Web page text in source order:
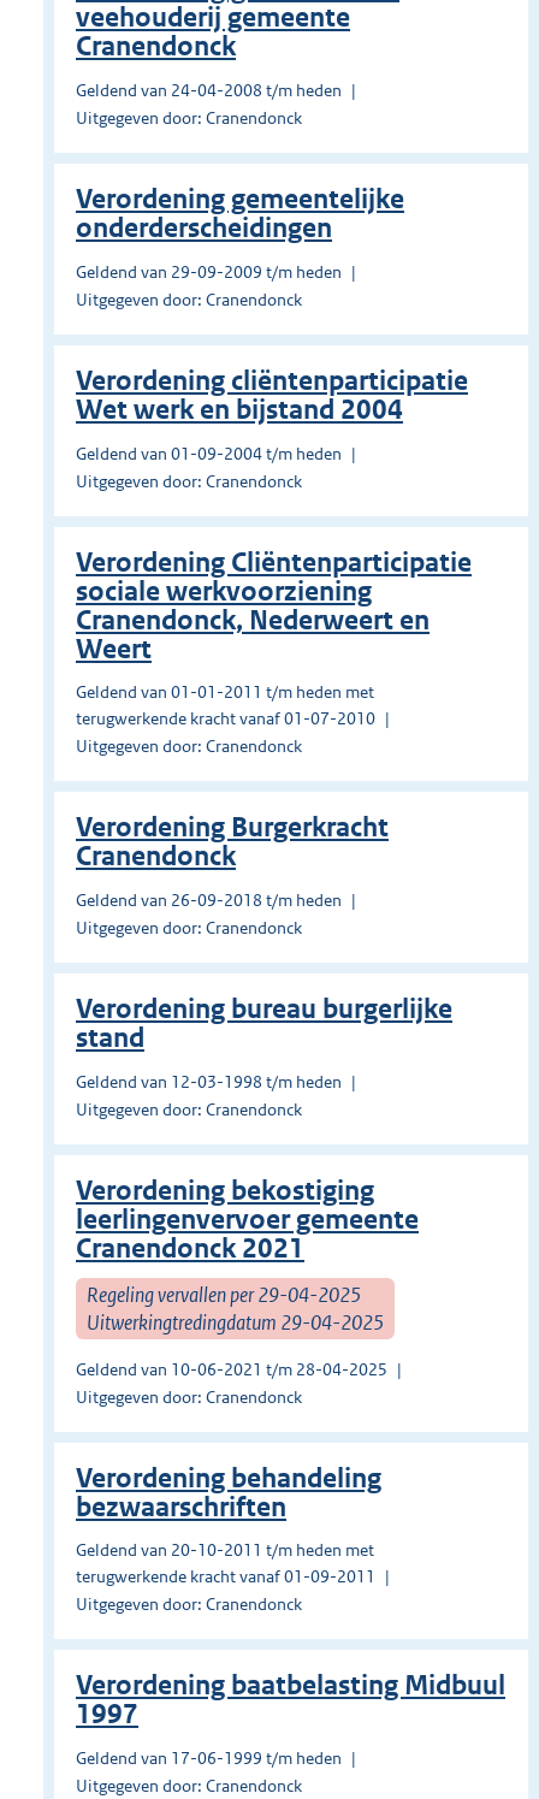
veehouderij gemeente
Cranendonck
Geldend van 24-04-2008 t/m heden
Uitgegeven door: Cranendonck
Verordening gemeentelijke
onderderscheidingen
Geldend van 29-09-2009 t/m heden
Uitgegeven door: Cranendonck
Verordening cliëntenparticipatie
Wet werk en bijstand 2004
Geldend van 01-09-2004 t/m heden
Uitgegeven door: Cranendonck
Verordening Cliëntenparticipatie
sociale werkvoorziening
Cranendonck, Nederweert en
Weert
Geldend van 01-01-2011 t/m heden met
terugwerkende kracht vanaf 01-07-2010
Uitgegeven door: Cranendonck
Verordening Burgerkracht
Cranendonck
Geldend van 26-09-2018 t/m heden
Uitgegeven door: Cranendonck
Verordening bureau burgerlijke
stand
Geldend van 12-03-1998 t/m heden
Uitgegeven door: Cranendonck
Verordening bekostiging
leerlingenvervoer gemeente
Cranendonck 2021
Regeling vervallen per 29-04-2025
Uitwerkingtredingdatum 29-04-2025
Geldend van 10-06-2021 t/m 28-04-2025
Uitgegeven door: Cranendonck
Verordening behandeling
bezwaarschriften
Geldend van 20-10-2011 t/m heden met
terugwerkende kracht vanaf 01-09-2011
Uitgegeven door: Cranendonck
Verordening baatbelasting Midbuul
1997
Geldend van 17-06-1999 t/m heden
Uitgegeven door: Cranendonck